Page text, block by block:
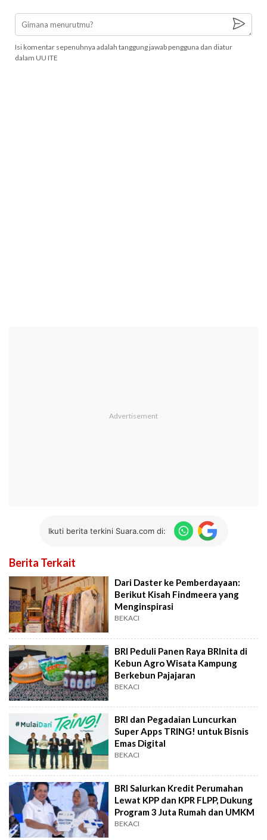
Isi komentar sepenuhnya adalah tanggung jawab pengguna dan diatur
dalam UU ITE
Ikuti berita terkini Suara.com di:
Berita Terkait
Dari Daster ke Pemberdayaan:
Berikut Kisah Findmeera yang
Menginspirasi
BEKACI
BRI Peduli Panen Raya BRInita di
Kebun Agro Wisata Kampung
Berkebun Pajajaran
BEKACI
BRI dan Pegadaian Luncurkan
Super Apps TRING! untuk Bisnis
Emas Digital
BEKACI
BRI Salurkan Kredit Perumahan
Lewat KPP dan KPR FLPP, Dukung
Program 3 Juta Rumah dan UMKM
BEKACI